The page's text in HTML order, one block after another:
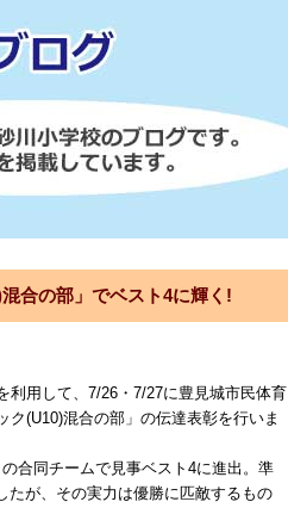
合の部」でベスト4に輝く!
利用して、7/26・7/27に豊見城市民体育
(U10)混合の部」の伝達表彰を行いま
合同チームで見事ベスト4に進出。準
たが、その実力は優勝に匹敵するもの